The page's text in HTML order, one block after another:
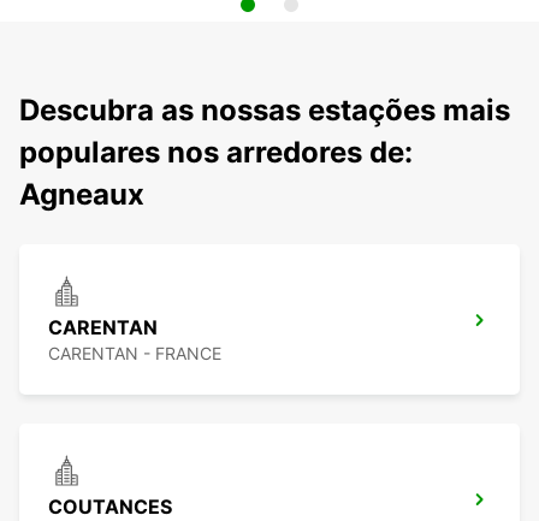
Descubra as nossas estações mais
populares nos arredores de:
Agneaux
CARENTAN
CARENTAN - FRANCE
COUTANCES